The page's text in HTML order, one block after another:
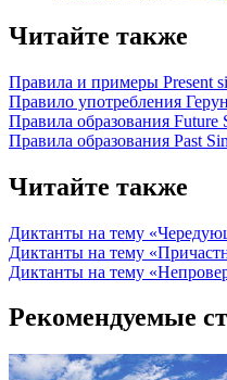
Читайте также
Правила и примеры Рresent
Правило употребления
Правила образования Future
Правила образования Past
Читайте также
Диктанты на тему
Диктанты на тему
Диктанты на тему
Рекомендуемые